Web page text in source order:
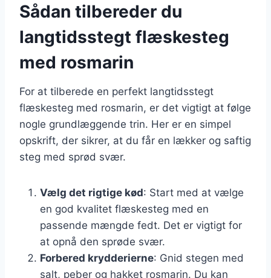
Sådan tilbereder du
langtidsstegt flæskesteg
med rosmarin
For at tilberede en perfekt langtidsstegt
flæskesteg med rosmarin, er det vigtigt at følge
nogle grundlæggende trin. Her er en simpel
opskrift, der sikrer, at du får en lækker og saftig
steg med sprød svær.
Vælg det rigtige kød: Start med at vælge
en god kvalitet flæskesteg med en
passende mængde fedt. Det er vigtigt for
at opnå den sprøde svær.
Forbered krydderierne: Gnid stegen med
salt, peber og hakket rosmarin. Du kan